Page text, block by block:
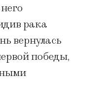
рака
вернулась
победы,